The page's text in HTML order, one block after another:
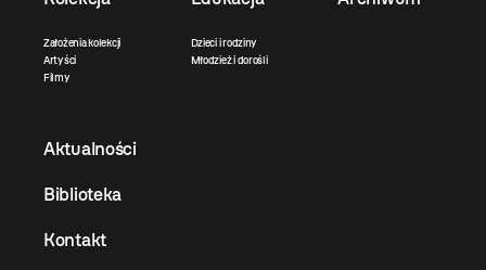
Założenia kolekcji
Artyści
Filmy
Dzieci i rodziny
Młodzież i dorośli
Aktualności
Biblioteka
Kontakt